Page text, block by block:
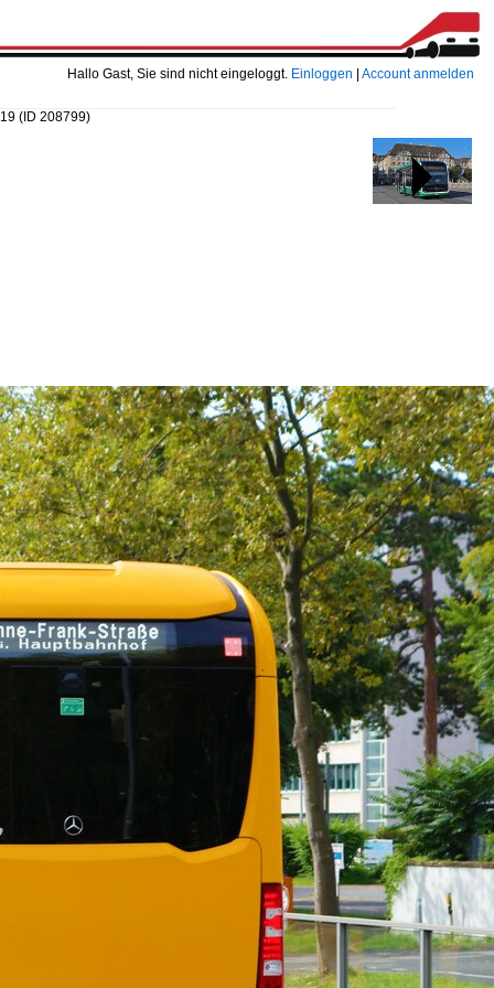
Hallo Gast, Sie sind nicht eingeloggt. Einloggen Account anmelden
(ID 208799)